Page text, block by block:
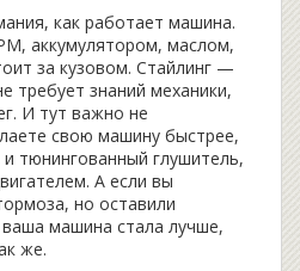
как работает машина.
аккумулятором, маслом,
за кузовом. Стайлинг —
требует знаний механики,
И тут важно не
свою машину быстрее,
тюнингованный глушитель,
А если вы
но оставили
машина стала лучше,
же.